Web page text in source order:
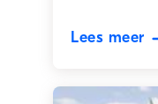
Lees meer